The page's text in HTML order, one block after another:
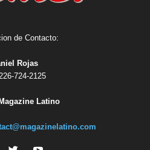
de Contacto:
Rojas
724-2125
Magazine Latino